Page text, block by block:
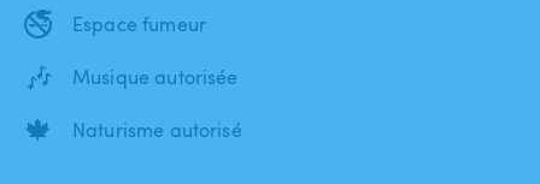
🚭 Espace fumeur
🎶 Musique autorisée
🍁 Naturisme autorisé